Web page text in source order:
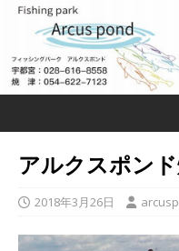
アルクスポンド
2018年3月26日